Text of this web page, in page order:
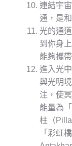
連結宇
通，是
光的通
到你身
能夠攜
進入光
與光明
注，使
能量為
柱（
「彩虹